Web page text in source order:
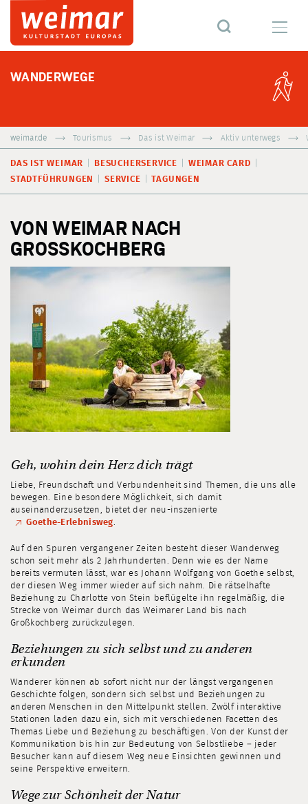
WANDERWEGE
weimar.de Tourismus Das ist Weimar Aktiv unterwegs
DAS IST WEIMAR BESUCHERSERVICE
WEIMAR CARD
STADTFÜHRUNGEN
SERVICE TAGUNGEN
VON WEIMAR NACH
GROSSKOCHBERG
Geh, wohin dein Herz dich trägt
Liebe, Freundschaft und Verbundenheit sind Themen, die uns alle
bewegen. Eine besondere Möglichkeit, sich damit
auseinanderzusetzen, bietet der neu-inszenierte
Goethe-Erlebnisweg.
Auf den Spuren vergangener Zeiten besteht dieser Wanderweg
schon seit mehr als 2 Jahrhunderten. Denn wie es der Name
bereits vermuten lässt, war es Johann Wolfgang von Goethe selbst,
der diesen Weg immer wieder auf sich nahm. Die rätselhafte
Beziehung zu Charlotte von Stein beflügelte ihn regelmäßig, die
Strecke von Weimar durch das Weimarer Land bis nach
Großkochberg zurückzulegen.
Beziehungen zu sich selbst und zu anderen
erkunden
Wanderer können ab sofort nicht nur der längst vergangenen
Geschichte folgen, sondern sich selbst und Beziehungen zu
anderen Menschen in den Mittelpunkt stellen. Zwölf interaktive
Stationen laden dazu ein, sich mit verschiedenen Facetten des
Themas Liebe und Beziehung zu beschäftigen. Von der Kunst der
Kommunikation bis hin zur Bedeutung von Selbstliebe – jeder
Besucher kann auf diesem Weg neue Einsichten gewinnen und
seine Perspektive erweitern.
Wege zur Schönheit der Natur